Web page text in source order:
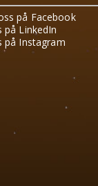
på Facebook
på LinkedIn
på Instagram